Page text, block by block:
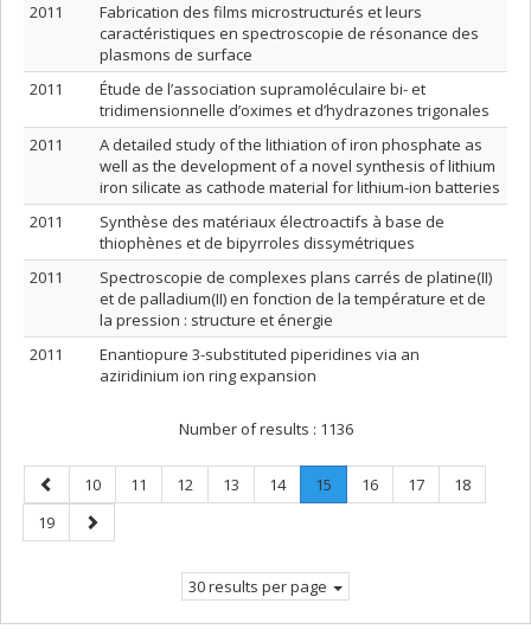
2011
Fabrication des films microstructurés et leurs
caractéristiques en spectroscopie de résonance des
plasmons de surface
2011
Étude de l’association supramoléculaire bi- et
tridimensionnelle d’oximes et d’hydrazones trigonales
2011
A detailed study of the lithiation of iron phosphate as
well as the development of a novel synthesis of lithium
iron silicate as cathode material for lithium-ion batteries
2011
Synthèse des matériaux électroactifs à base de
thiophènes et de bipyrroles dissymétriques
2011
Spectroscopie de complexes plans carrés de platine(II)
et de palladium(II) en fonction de la température et de
la pression : structure et énergie
2011
Enantiopure 3-substituted piperidines via an
aziridinium ion ring expansion
Number of results : 1136
Previous
page
Page
10 Page
11 Page
12 Page
13 Page
14 Page
15
Current
Page
16 Page
17 Page
18
Page
19
Next
page
30 results per page